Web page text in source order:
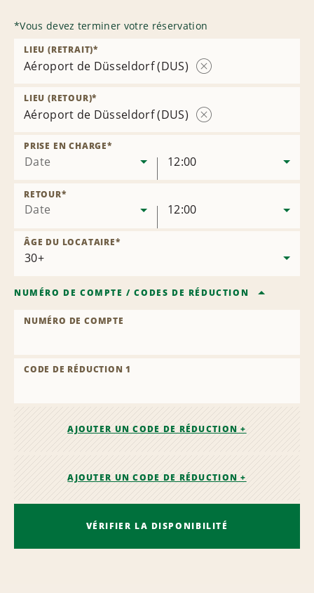
*Vous devez terminer votre réservation
Aéroport de Düsseldorf (DUS)
LIEU (RETRAIT)*
Aéroport de Düsseldorf (DUS)
LIEU (RETOUR)*
Date
PRISE EN CHARGE*
12:00
Date
RETOUR*
12:00
ÂGE DU LOCATAIRE*
NUMÉRO DE COMPTE /CODES DE RÉDUCTION
NUMÉRO DE COMPTE
CODE DE RÉDUCTION 1
AJOUTER UN CODE DE RÉDUCTION +
AJOUTER UN CODE DE RÉDUCTION +
VÉRIFIER LA DISPONIBILITÉ